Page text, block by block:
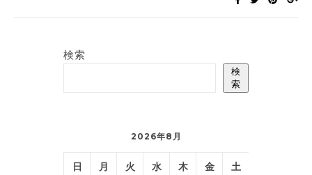
検索
検
索
2026年8月
日 月 火 水 木 金 土